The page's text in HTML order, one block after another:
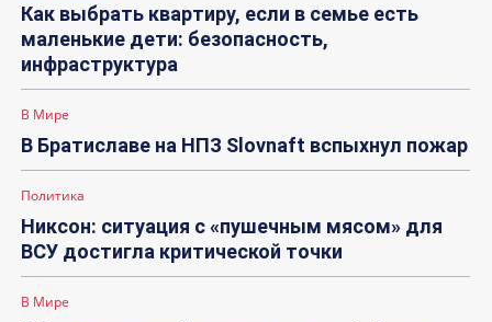
Как выбрать квартиру, если в семье есть
маленькие дети: безопасность,
инфраструктура
В Мире
В Братиславе на НПЗ Slovnaft вспыхнул пожар
Политика
Никсон: ситуация с «пушечным мясом» для
ВСУ достигла критической точки
В Мире